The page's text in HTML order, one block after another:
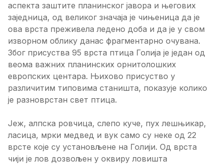
аспекта заштите планинског јавора и његових
заједница, од великог значаја је чињеница да је
ова врста преживела ледено доба и да је у свом
изворном облику данас фрагментарно очувана.
Због присуства 95 врста птица Голија је један од
веома важних планинских орнитолошких
европских центара. Њихово присуство у
различитим типовима станишта, показује колико
је разноврстан свет птица.
Јеж, алпска ровчица, слепо куче, пух лешњикар,
ласица, мрки медвед и вук само су неке од 22
врсте које су установљене на Голији. Од врста
чији је лов дозвољен у оквиру ловишта